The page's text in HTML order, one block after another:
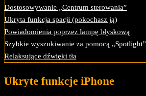
Dostosowywanie „Centrum sterowania”
Ukryta funkcja spacji (pokochasz ją)
Powiadomienia poprzez lampę błyskową
Szybkie wyszukiwanie za pomocą „Spotlight”
Relaksujące dźwięki tła
Ukryte funkcje iPhone